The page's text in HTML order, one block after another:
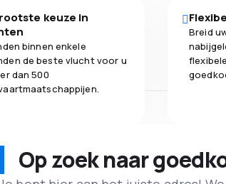
keuze in
binnen enkele
de beste vlucht voor u
dan 500
Breid
Op zoek naar